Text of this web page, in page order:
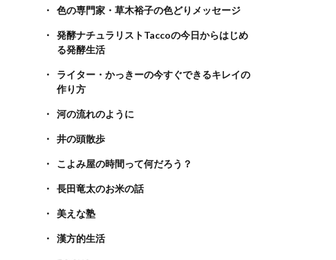
色の専門家・草木裕子の色どりメッセージ
発酵ナチュラリストTaccoの今日からはじめ
る発酵生活
ライター・かっきーの今すぐできるキレイの
作り方
河の流れのように
井の頭散歩
こよみ屋の時間って何だろう？
長田竜太のお米の話
美えな塾
漢方的生活